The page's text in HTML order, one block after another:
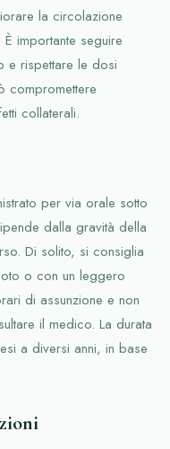
la circolazione
importante seguire
e rispettare le dosi
compromettere
collaterali.
per via orale sotto
dalla gravità della
Di solito, si consiglia
o con un leggero
di assunzione e non
il medico. La durata
a diversi anni, in base